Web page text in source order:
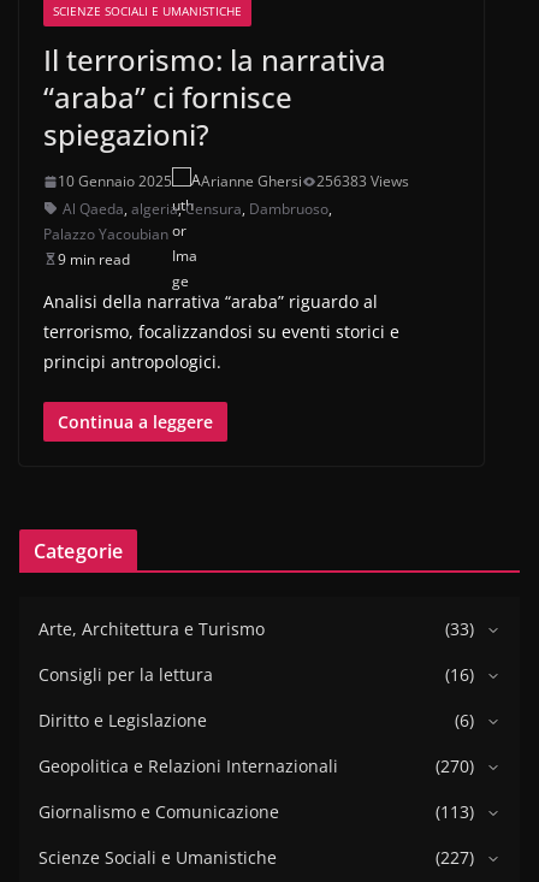
SCIENZE SOCIALI E UMANISTICHE
Il terrorismo: la narrativa
“araba” ci fornisce
spiegazioni?
10 Gennaio 2025 Arianne Ghersi
256383 Views
Al Qaeda, algeria,Censura, Dambruoso,
Palazzo Yacoubian
9 min read
Analisi della narrativa “araba” riguardo al
terrorismo, focalizzandosi su eventi storici e
principi antropologici.
Continua a leggere
Categorie
Arte, Architettura e Turismo
(33)
Consigli per la lettura
(16)
Diritto e Legislazione
(6)
Geopolitica e Relazioni Internazionali
(270)
Giornalismo e Comunicazione
(113)
Scienze Sociali e Umanistiche
(227)